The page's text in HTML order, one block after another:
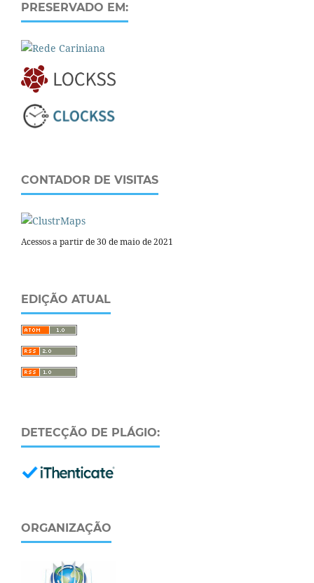
PRESERVADO EM:
CONTADOR DE VISITAS
Acessos a partir de 30 de maio de 2021
EDIÇÃO ATUAL
DETECÇÃO DE PLÁGIO:
ORGANIZAÇÃO